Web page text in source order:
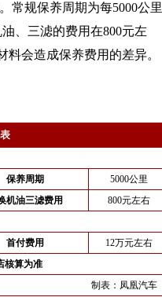
常规保养周期为每5000公里
、三滤的费用在800元左
会造成保养费用的差异。
保养周期
5000公里
机油三滤费用
800元左右
首付费用
12万元左右
核算为准
制表： 凤凰汽车